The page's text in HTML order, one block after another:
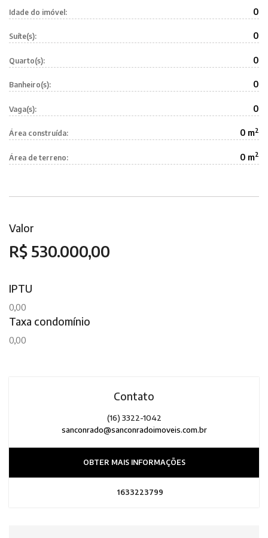
Idade do imóvel: 0
Suíte(s): 0
Quarto(s): 0
Banheiro(s): 0
Vaga(s): 0
Área construída: 0 m2
Área de terreno: 0 m2
Valor
R$ 530.000,00
IPTU
0,00
Taxa condomínio
0,00
Contato
(16) 3322-1042
sanconrado@sanconradoimoveis.com.br
OBTER MAIS INFORMAÇÕES
1633223799